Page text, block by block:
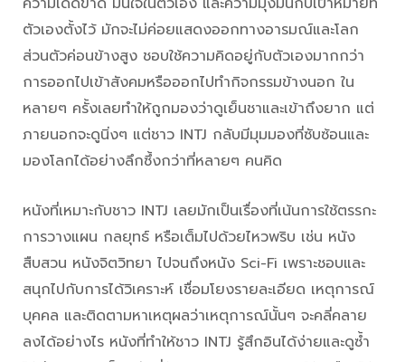
ตัวเองตั้งไว้ มักจะไม่ค่อยแสดงออกทางอารมณ์และโลก
ส่วนตัวค่อนข้างสูง ชอบใช้ความคิดอยู่กับตัวเองมากกว่า
การออกไปเข้าสังคมหรือออกไปทำกิจกรรมข้างนอก ใน
หลายๆ ครั้งเลยทำให้ถูกมองว่าดูเย็นชาและเข้าถึงยาก แต่
ภายนอกจะดูนิ่งๆ แต่ชาว INTJ กลับมีมุมมองที่ซับซ้อนและ
มองโลกได้อย่างลึกซึ้งกว่าที่หลายๆ คนคิด
หนังที่เหมาะกับชาว INTJ เลยมักเป็นเรื่องที่เน้นการใช้ตรรกะ
การวางแผน กลยุทธ์ หรือเต็มไปด้วยไหวพริบ เช่น หนัง
สืบสวน หนังจิตวิทยา ไปจนถึงหนัง Sci-Fi เพราะชอบและ
สนุกไปกับการได้วิเคราะห์ เชื่อมโยงรายละเอียด เหตุการณ์
บุคคล และติดตามหาเหตุผลว่าเหตุการณ์นั้นๆ จะคลี่คลาย
ลงได้อย่างไร หนังที่ทำให้ชาว INTJ รู้สึกอินได้ง่ายและดูซ้ำ